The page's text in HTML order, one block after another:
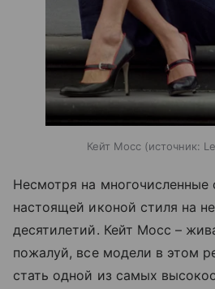
Кейт Мосс источник:
Несмотря на многочисленные
настоящей иконой стиля на
десятилетий. Кейт Мосс –
пожалуй, все модели в этом
стать одной из самых